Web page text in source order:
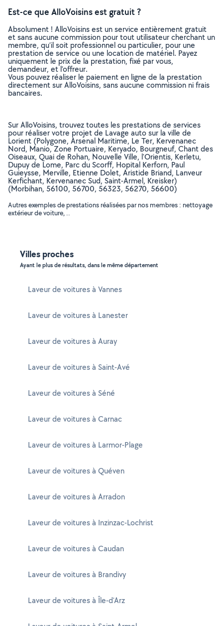
Est-ce que AlloVoisins est gratuit ?
Absolument ! AlloVoisins est un service entièrement gratuit
et sans aucune commission pour tout utilisateur cherchant un
membre, qu’il soit professionnel ou particulier, pour une
prestation de service ou une location de matériel. Payez
uniquement le prix de la prestation, fixé par vous,
demandeur, et l’offreur.
Vous pouvez réaliser le paiement en ligne de la prestation
directement sur AlloVoisins, sans aucune commission ni frais
bancaires.
Sur AlloVoisins, trouvez toutes les prestations de services
pour réaliser votre projet de Lavage auto sur la ville de
Lorient (Polygone, Arsenal Maritime, Le Ter, Kervenanec
Nord, Manio, Zone Portuaire, Keryado, Bourgneuf, Chant des
Oiseaux, Quai de Rohan, Nouvelle Ville, l'Orientis, Kerletu,
Dupuy de Lome, Parc du Scorff, Hopital Kerforn, Paul
Guieysse, Merville, Etienne Dolet, Aristide Briand, Lanveur
Kerfichant, Kervenanec Sud, Saint-Armel, Kreisker)
(Morbihan, 56100, 56700, 56323, 56270, 56600)
Autres exemples de prestations réalisées par nos membres : nettoyage
extérieur de voiture, ..
Villes proches
Ayant le plus de résultats, dans le même département
Laveur de voitures à Vannes
Laveur de voitures à Lanester
Laveur de voitures à Auray
Laveur de voitures à Saint-Avé
Laveur de voitures à Séné
Laveur de voitures à Carnac
Laveur de voitures à Larmor-Plage
Laveur de voitures à Quéven
Laveur de voitures à Arradon
Laveur de voitures à Inzinzac-Lochrist
Laveur de voitures à Caudan
Laveur de voitures à Brandivy
Laveur de voitures à Île-d'Arz